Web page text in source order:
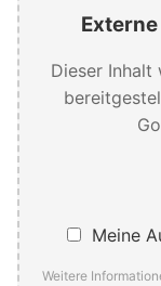
Dieser Inhalt
Meine
Weitere